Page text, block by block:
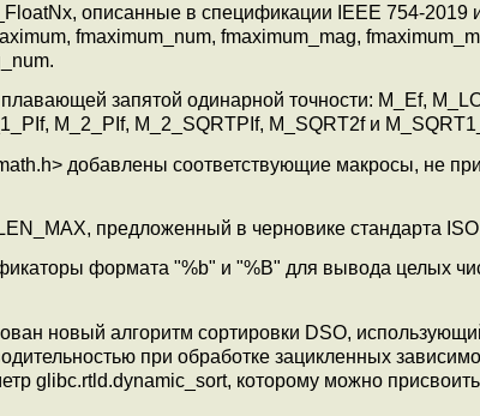
описанные в спецификации IEEE 754-2019
fmaximum_num, fmaximum_mag,
запятой одинарной точности: M_Ef,
M_2_PIf, M_2_SQRTPIf, M_SQRT2f и
добавлены соответствующие макроcы, не
предложенный в черновике стандарта
формата "%b" и "%B" для вывода целых
новый алгоритм сортировки DSO,
при обработке зацикленных
glibc.rtld.dynamic_sort, которому можно